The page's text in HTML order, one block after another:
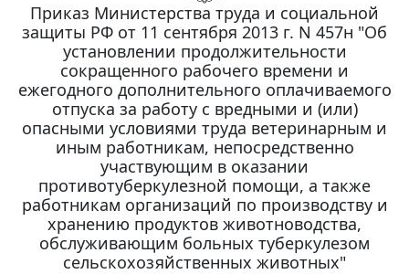
Приказ Министерства труда и социальной
защиты РФ от 11 сентября 2013 г. N 457н "Об
установлении продолжительности
сокращенного рабочего времени и
ежегодного дополнительного оплачиваемого
отпуска за работу с вредными и (или)
опасными условиями труда ветеринарным и
иным работникам, непосредственно
участвующим в оказании
противотуберкулезной помощи, а также
работникам организаций по производству и
хранению продуктов животноводства,
обслуживающим больных туберкулезом
сельскохозяйственных животных"